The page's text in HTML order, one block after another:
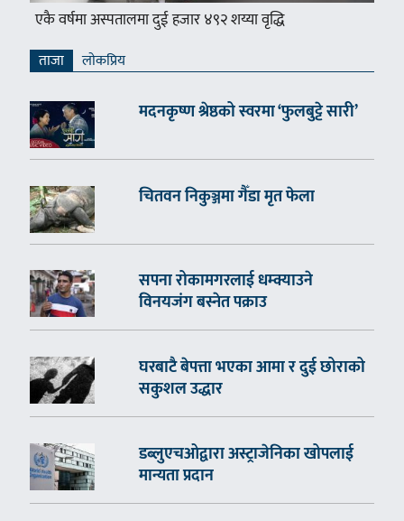
एकै वर्षमा अस्पतालमा दुई हजार ४९२ शय्या वृद्धि
ताजा लाेकप्रिय
मदनकृष्ण श्रेष्ठको स्वरमा ‘फुलबुट्टे सारी’
चितवन निकुञ्जमा गैँडा मृत फेला
सपना रोकामगरलाई धम्क्याउने
विनयजंग बस्नेत पक्राउ
घरबाटै बेपत्ता भएका आमा र दुई छोराको
सकुशल उद्धार
डब्लुएचओद्वारा अस्ट्राजेनिका खोपलाई
मान्यता प्रदान